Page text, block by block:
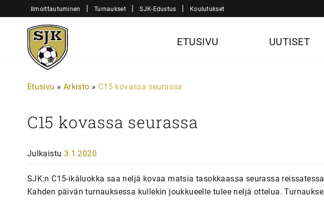
sisältöön
Ilmoittautuminen | Turnaukset | SJK-Edustus | Koulutukset
Sjk-
Juniorit
ETUSIVU UUTISET
Etusivu » Arkisto » C15 kovassa seurassa
C15 kovassa seurassa
Julkaistu 3.1.2020
SJK:n C15-ikäluokka saa neljä kovaa matsia tasokkaassa seurassa
Kahden päivän turnauksessa kullekin joukkueelle tulee neljä ottelua.